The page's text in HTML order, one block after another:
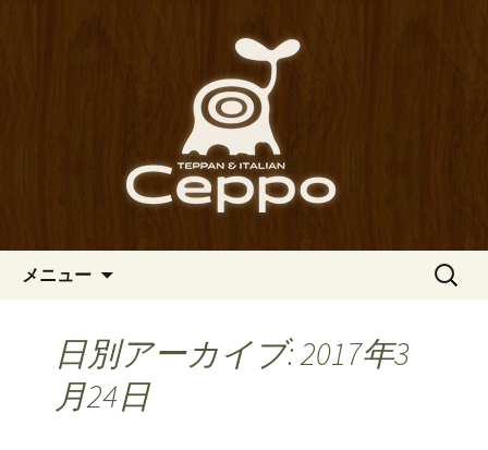
南船場・心斎橋のイタリアン
「Ceppo（チェッポ）」の公式
イタリアン「Ceppo（チェッポ）」。
さまざまなパスタや讃岐オリーブ牛の
ステーキのほか、バルメニューも豊富
にご用意。デートにも一人飲みのお客
様にもぴったりです。
メニュー
検
日別アーカイブ: 2017年3
月24日